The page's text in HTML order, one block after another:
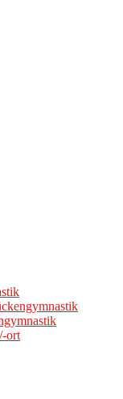
ort